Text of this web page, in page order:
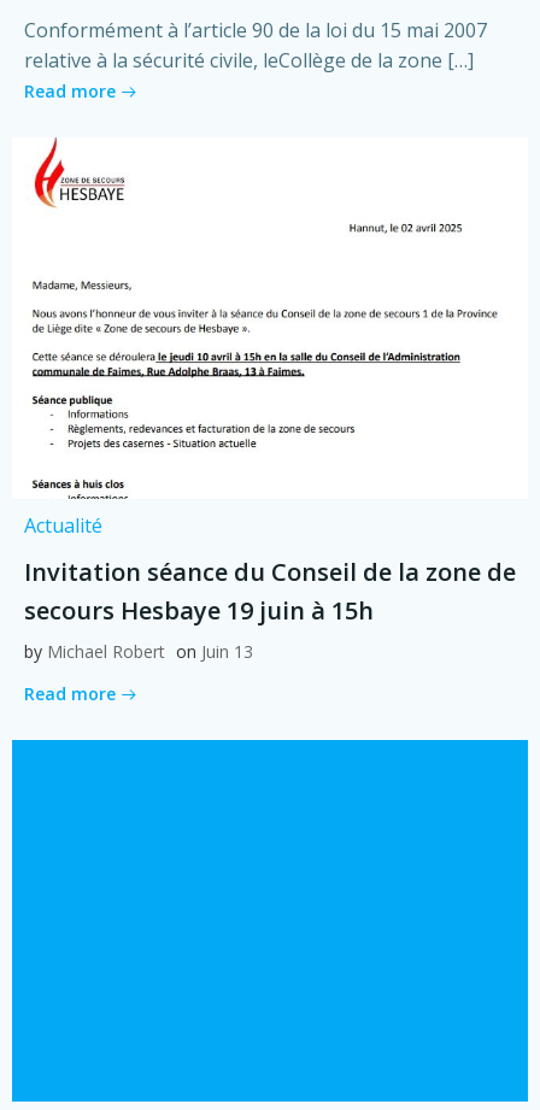
Conformément à l’article 90 de la loi du 15 mai 2007
relative à la sécurité civile, leCollège de la zone […]
Read more
Actualité
Invitation séance du Conseil de la zone de
secours Hesbaye 19 juin à 15h
by Michael Robert on Juin 13
Read more